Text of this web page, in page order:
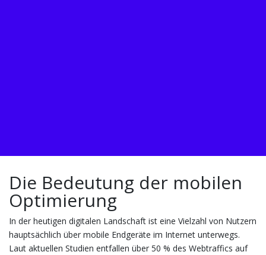
Die Bedeutung der mobilen
Optimierung
In der heutigen digitalen Landschaft ist eine Vielzahl von Nutzern
hauptsächlich über mobile Endgeräte im Internet unterwegs.
Laut aktuellen Studien entfallen über 50 % des Webtraffics auf